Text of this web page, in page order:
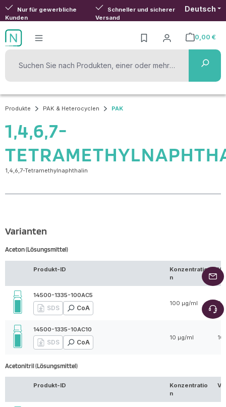
Zum Hauptinhalt springen
Nur für gewerbliche
Kunden
Schneller und sicherer
Versand
Deutsch
0,00 €
Warenkorb
Produkte PAK & Heterocyclen PAK
1,4,6,7-
1,4,6,7-Tetramethylnaphthalin
Varianten
Aceton (Lösungsmittel)
Produkt-ID
Konzentratio
n
14500-1335-100AC5
SDS CoA
100 µg/ml 5
14500-1335-10AC10
SDS CoA
10 µg/ml 10
Acetonitril (Lösungsmittel)
Produkt-ID
Konzentratio
n